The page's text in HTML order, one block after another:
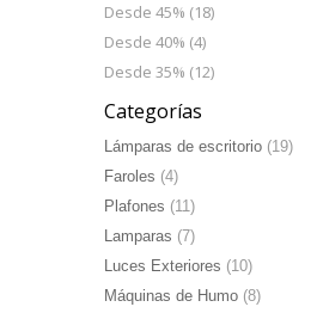
Desde 45% (18)
Desde 40% (4)
Desde 35% (12)
Categorías
Lámparas de escritorio (19)
Faroles (4)
Plafones (11)
Lamparas (7)
Luces Exteriores (10)
Máquinas de Humo (8)